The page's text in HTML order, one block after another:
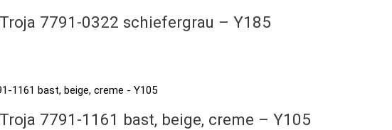
7791-0322 schiefergrau – Y185
7791-1161 bast, beige, creme – Y105